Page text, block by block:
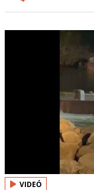
VIDEÓ